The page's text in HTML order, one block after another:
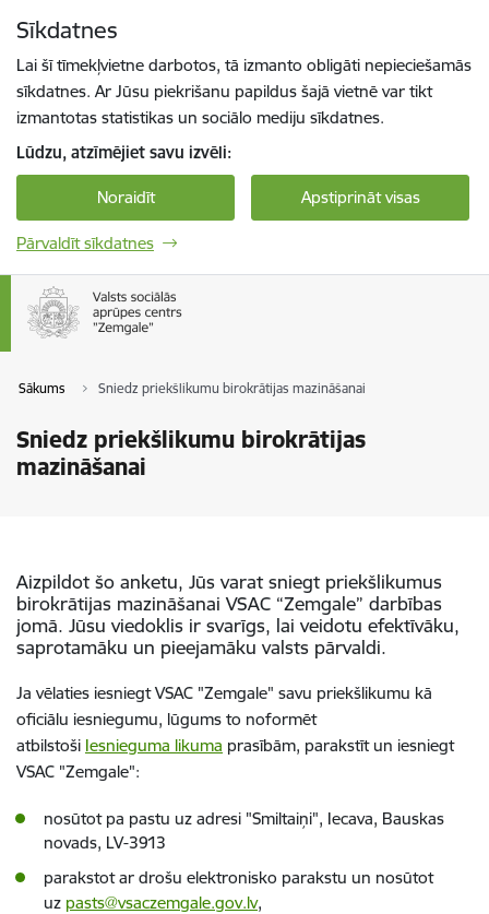
Sīkdatnes
Lai šī tīmekļvietne darbotos, tā izmanto obligāti nepieciešamās
sīkdatnes. Ar Jūsu piekrišanu papildus šajā vietnē var tikt
izmantotas statistikas un sociālo mediju sīkdatnes.
Lūdzu, atzīmējiet savu izvēli:
Noraidīt Apstiprināt visas
Pārvaldīt sīkdatnes
Sākums Sniedz priekšlikumu birokrātijas mazināšanai
Sniedz priekšlikumu birokrātijas
mazināšanai
Aizpildot šo anketu, Jūs varat sniegt priekšlikumus
birokrātijas mazināšanai VSAC “Zemgale” darbības
jomā. Jūsu viedoklis ir svarīgs, lai veidotu efektīvāku,
saprotamāku un pieejamāku valsts pārvaldi.
Ja vēlaties iesniegt VSAC "Zemgale" savu priekšlikumu kā
oficiālu iesniegumu, lūgums to noformēt
atbilstoši Iesnieguma likuma prasībām, parakstīt un iesniegt
VSAC "Zemgale":
nosūtot pa pastu uz adresi "Smiltaiņi", Iecava, Bauskas
novads, LV-3913
parakstot ar drošu elektronisko parakstu un nosūtot
uz pasts@vsaczemgale.gov.lv,